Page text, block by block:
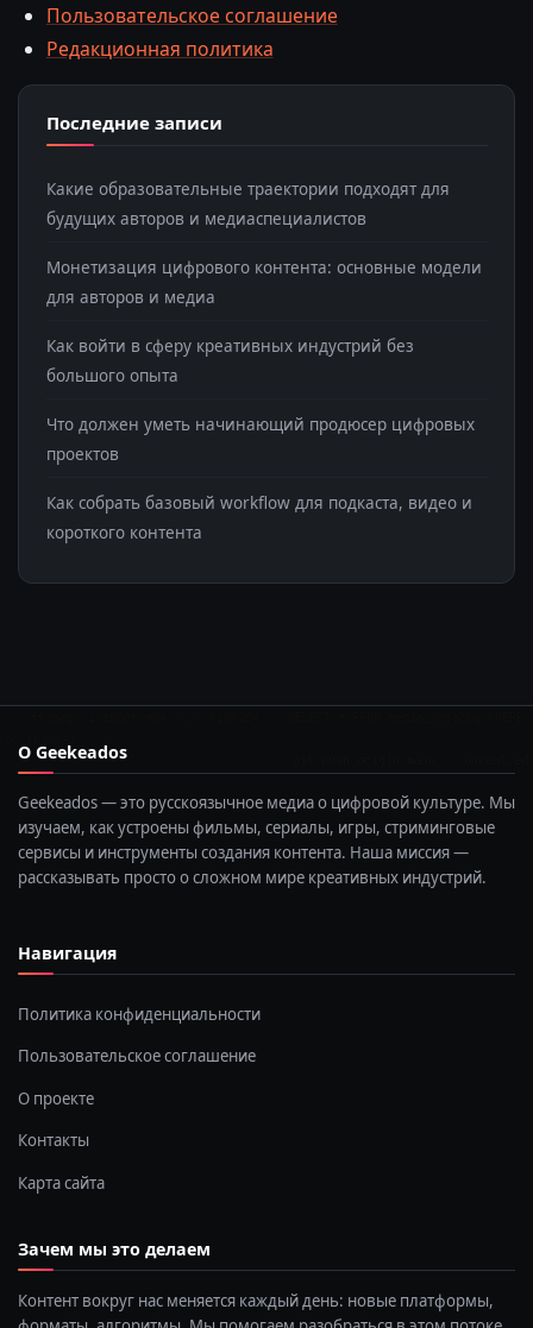
Пользовательское соглашение
Редакционная политика
Последние записи
Какие образовательные траектории подходят для
будущих авторов и медиаспециалистов
Монетизация цифрового контента: основные модели
для авторов и медиа
Как войти в сферу креативных индустрий без
большого опыта
Что должен уметь начинающий продюсер цифровых
проектов
Как собрать базовый workflow для подкаста, видео и
короткого контента
О Geekeados
Geekeados — это русскоязычное медиа о цифровой культуре. Мы
изучаем, как устроены фильмы, сериалы, игры, стриминговые
сервисы и инструменты создания контента. Наша миссия —
рассказывать просто о сложном мире креативных индустрий.
Навигация
Политика конфиденциальности
Пользовательское соглашение
О проекте
Контакты
Карта сайта
Зачем мы это делаем
Контент вокруг нас меняется каждый день: новые платформы,